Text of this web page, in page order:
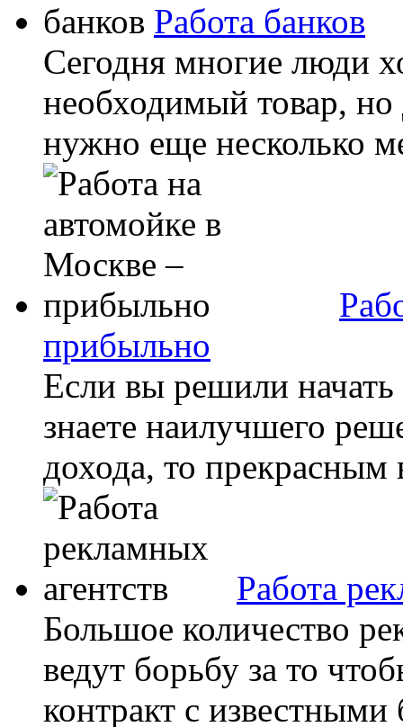
Работа банков
Сегодня многие люди
необходимый товар, но
нужно еще несколько
прибыльно
Если вы решили
знаете наилучшего
дохода, то прекрасным
Работа
Большое количество
ведут борьбу за то
контракт с